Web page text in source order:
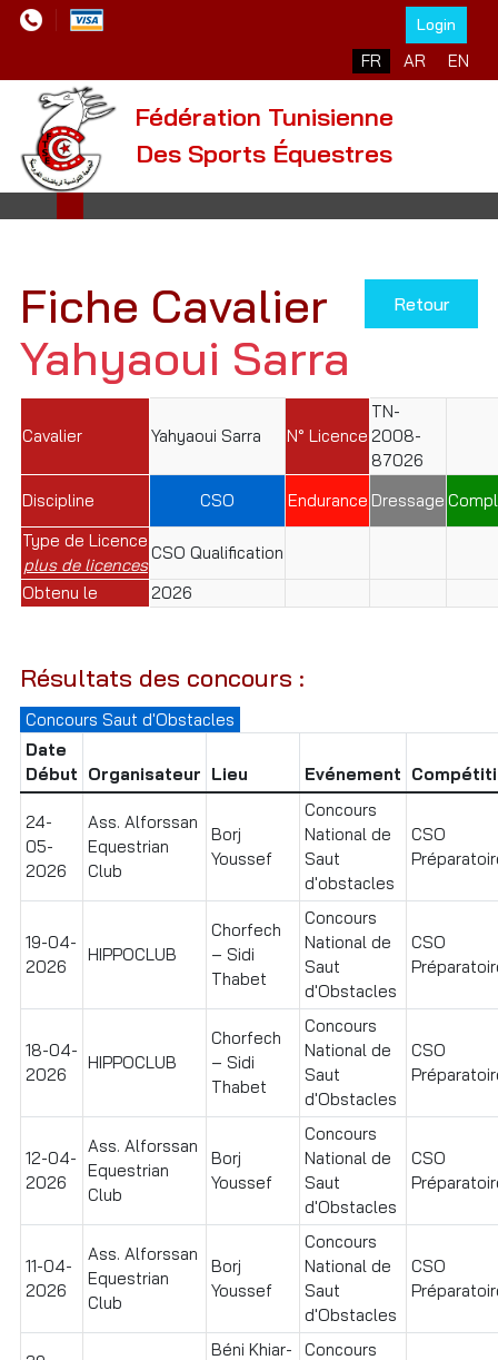
Login
Sélectionnez votre
FR AR EN
Fédération Tunisienne
Des Sports Équestres
Retour
Fiche Cavalier
Yahyaoui Sarra
Cavalier Yahyaoui Sarra N° Licence
TN-
2008-
87026
Discipline
CSO Endurance Dressage
Type de Licence
plus de licences
CSO Qualification
Obtenu le
2026
Résultats des concours :
Concours Saut d'Obstacles
Date
Début Organisateur Lieu Evénement
24-
05-
2026
Ass. Alforssan
Equestrian
Club
Borj
Youssef
Concours
National de
Saut
d'obstacles
CSO
19-04-
2026
HIPPOCLUB
Chorfech
– Sidi
Thabet
Concours
National de
Saut
d'Obstacles
CSO
18-04-
2026
HIPPOCLUB
Chorfech
– Sidi
Thabet
Concours
National de
Saut
d'Obstacles
CSO
12-04-
2026
Ass. Alforssan
Equestrian
Club
Borj
Youssef
Concours
National de
Saut
d'Obstacles
CSO
11-04-
2026
Ass. Alforssan
Equestrian
Club
Borj
Youssef
Concours
National de
Saut
d'Obstacles
CSO
Béni Khiar-
Concours